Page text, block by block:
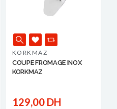
KORKMAZ
COUPE FROMAGE INOX
KORKMAZ
129,00 DH